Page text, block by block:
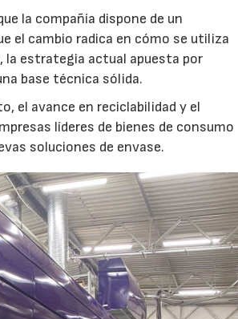
la compañía dispone de un
el cambio radica en cómo se utiliza
la estrategia actual apuesta por
base técnica sólida.
el avance en reciclabilidad y el
líderes de bienes de consumo
soluciones de envase.